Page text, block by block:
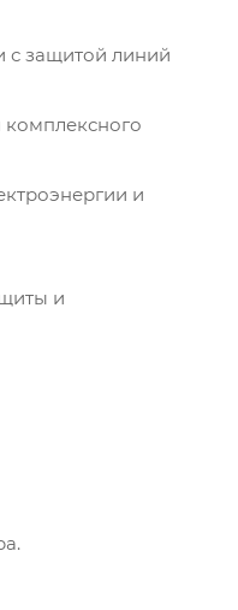
с защитой линий
и
и